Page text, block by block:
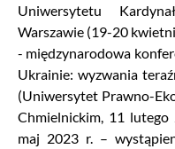
Uniwersytetu
Warszawie (19-20
- międzynarodowa
Ukrainie: wyzwania
(Uniwersytet Prawno-
Chmielnickim, 11
maj 2023 r. –